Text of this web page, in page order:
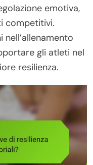
emotiva,
competitivi.
gli atleti nel
resilienza.